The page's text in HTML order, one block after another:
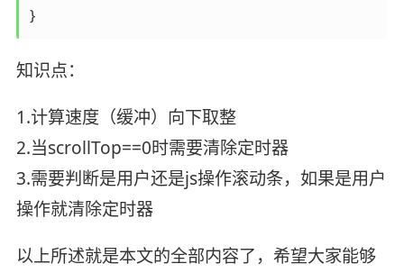
}
知识点：
1.计算速度（缓冲）向下取整
2.当scrollTop==0时需要清除定时器
3.需要判断是用户还是js操作滚动条，如果是用户
操作就清除定时器
以上所述就是本文的全部内容了，希望大家能够